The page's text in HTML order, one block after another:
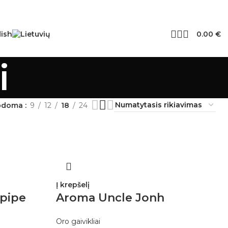
0.00 €
9 12 18 24
Į krepšelį
Aroma Uncle Jonh
Oro gaivikliai